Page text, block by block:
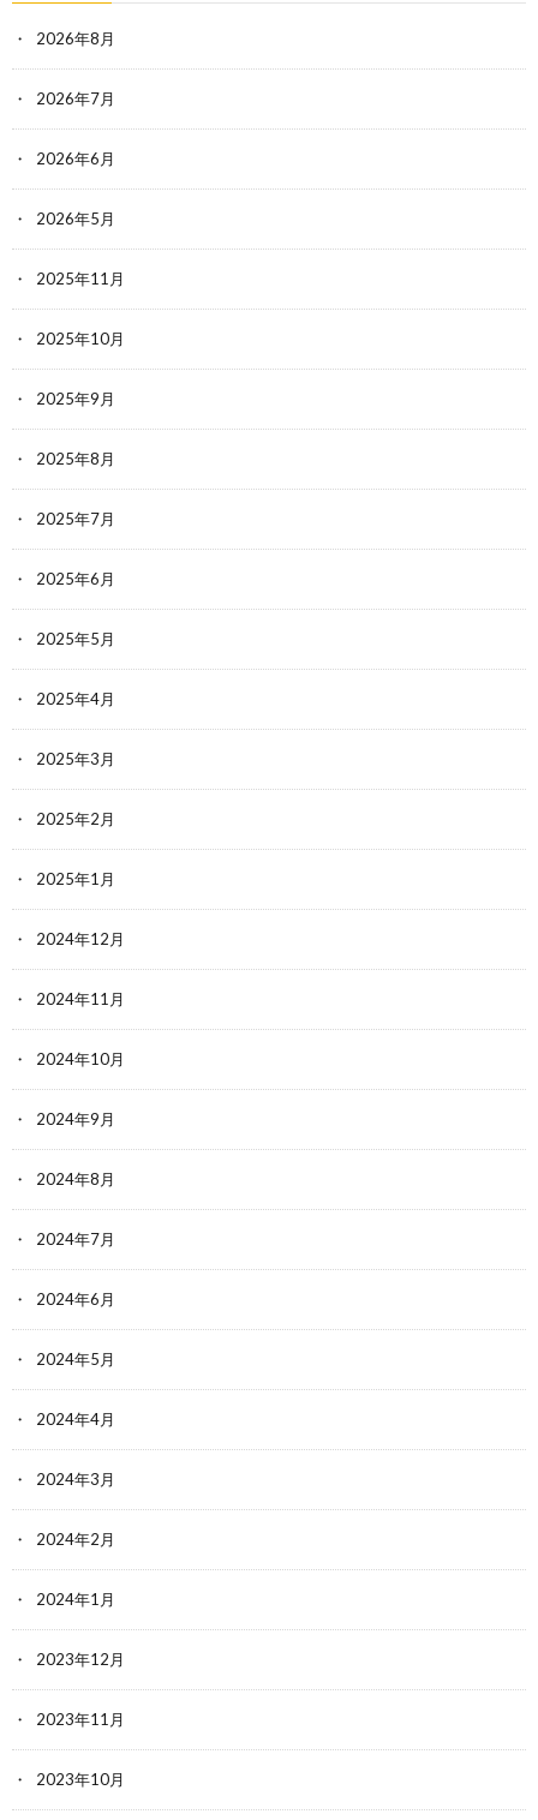
2026年8月
2026年7月
2026年6月
2026年5月
2025年11月
2025年10月
2025年9月
2025年8月
2025年7月
2025年6月
2025年5月
2025年4月
2025年3月
2025年2月
2025年1月
2024年12月
2024年11月
2024年10月
2024年9月
2024年8月
2024年7月
2024年6月
2024年5月
2024年4月
2024年3月
2024年2月
2024年1月
2023年12月
2023年11月
2023年10月